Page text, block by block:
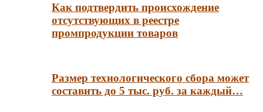
Как подтвердить происхождение
отсутствующих в реестре
промпродукции товаров
Размер технологического сбора может
составить до 5 тыс. руб. за каждый…